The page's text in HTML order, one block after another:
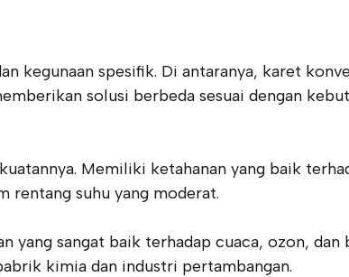
kegunaan spesifik. Di antaranya, karet
solusi berbeda sesuai dengan
Memiliki ketahanan yang baik
rentang suhu yang moderat.
yang sangat baik terhadap cuaca, ozon, dan
kimia dan industri pertambangan.